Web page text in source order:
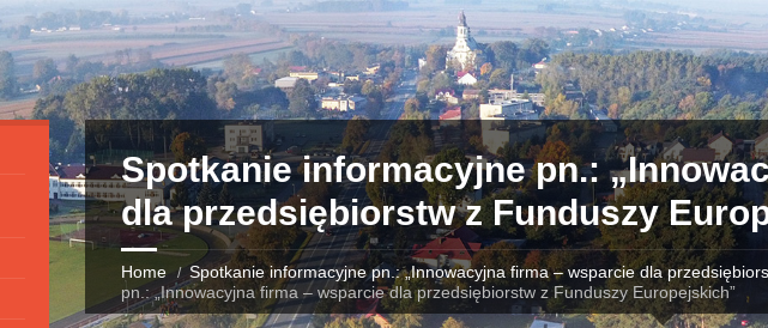
Spotkanie informacyjne pn.:
dla przedsiębiorstw z Funduszy
Home Spotkanie informacyjne pn.: „Innowacyjna firma – wsparcie dla
pn.: „Innowacyjna firma – wsparcie dla przedsiębiorstw z Funduszy Europejskich”